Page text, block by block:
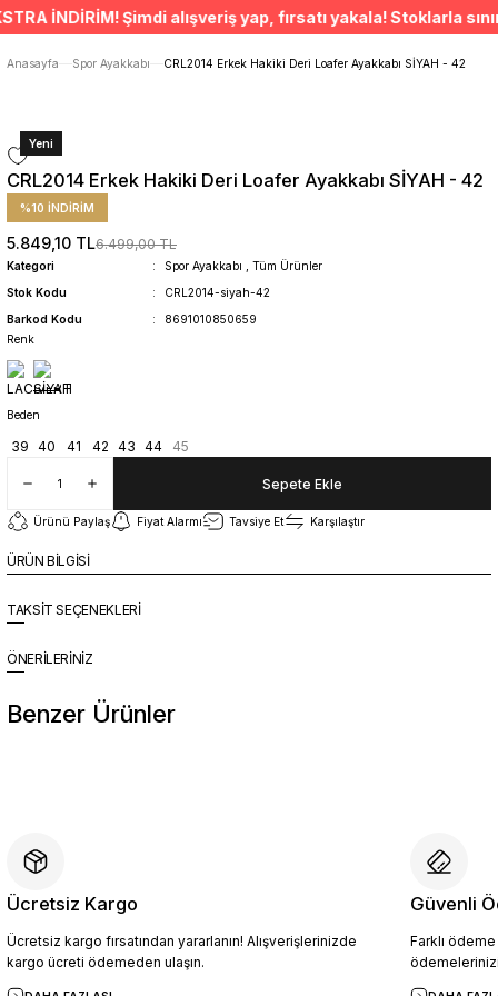
ÜCRETSİZ TESLİMAT İMKANI
SÜRDÜRÜLEBİLİR ÜRÜNLER
Anasayfa
Spor Ayakkabı CRL2014 Erkek Hakiki Deri Loafer Ayakkabı SİYAH - 42
Yeni
CRL2014 Erkek Hakiki Deri Loafer Ayakkabı SİYAH - 42
%10 İNDİRİM
5.849,10 TL6.499,00 TL
Kategori Spor Ayakkabı
Tüm Ürünler
Stok Kodu
CRL2014-siyah-42
Barkod Kodu
8691010850659
Renk
Beden
39 40 41 42 43 44 45
Sepete Ekle
Ürünü Paylaş Fiyat Alarmı Tavsiye Et Karşılaştır
ÜRÜN BİLGİSİ
TAKSİT SEÇENEKLERİ
ÖNERİLERİNİZ
Benzer Ürünler
4.094,10 TL
4.549,00 TL
Sepete Ekle
Ücretsiz Kargo
Ücretsiz kargo fırsatından yararlanın! Alışverişlerinizde
kargo ücreti ödemeden ulaşın.
Güvenli
Farklı
İNDİRİM! Şimdi alışveriş yap, fırsatı yakala! Stoklarla